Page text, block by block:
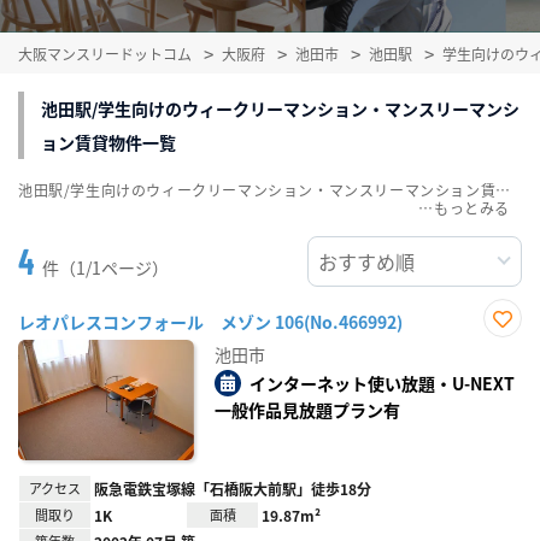
大阪マンスリードットコム 大阪府 池田市 池田駅 学生向けのウ
池田駅/学生向けのウィークリーマンション・マンスリーマンシ
ョン賃貸物件一覧
4 件（1/1ページ）
レオパレスコンフォール メゾン 106(No.466992)
り登
録
池田市
インターネット使い放題・U-NEXT
一般作品見放題プラン有
アクセス 阪急電鉄宝塚線「石橋阪大前駅」徒歩18分
間取り 1K 面積 19.87m²
池田駅/学生向けのウィークリーマンション・マンスリーマンション賃貸物件一覧を掲載中。敷金・礼金無料、家具・家電付をご紹介。こだわり条件での絞込みも簡単！
…